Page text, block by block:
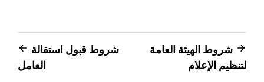
تصفّح
المقالات
شروط الهيئة العامة
لتنظيم الإعلام
شروط قبول استقالة
العامل